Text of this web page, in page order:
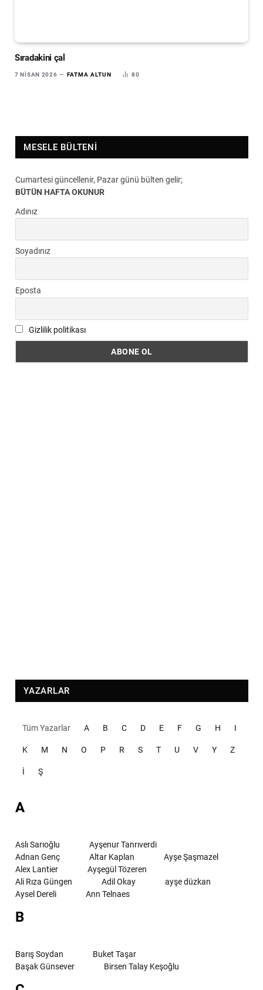
Sıradakini çal
7 NISAN 2026 FATMA ALTUN 80
MESELE BÜLTENI
Cumartesi güncellenir, Pazar günü bülten gelir;
BÜTÜN HAFTA OKUNUR
Adınız
Soyadınız
Eposta
Gizlilik politikası
YAZARLAR
Tüm Yazarlar A B C D E F G H I
K M N O P R S T U V Y Z
İ Ş
A
Aslı Sarıoğlu
Ayşenur Tanrıverdi
Adnan Genç
Altar Kaplan
Ayşe Şaşmazel
Alex Lantier
Ayşegül Tözeren
Ali Rıza Güngen
Adil Okay
ayşe düzkan
Aysel Dereli
Ann Telnaes
B
Barış Soydan
Buket Taşar
Başak Günsever
Birsen Talay Keşoğlu